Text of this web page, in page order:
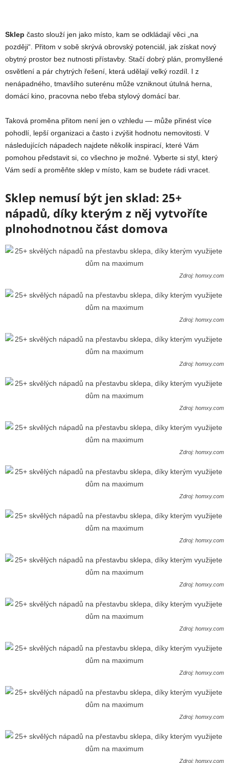
Sklep často slouží jen jako místo, kam se odkládají věci „na
později“. Přitom v sobě skrývá obrovský potenciál, jak získat nový
obytný prostor bez nutnosti přístavby. Stačí dobrý plán, promyšlené
osvětlení a pár chytrých řešení, která udělají velký rozdíl. I z
nenápadného, tmavšího suterénu může vzniknout útulná herna,
domácí kino, pracovna nebo třeba stylový domácí bar.
Taková proměna přitom není jen o vzhledu — může přinést více
pohodlí, lepší organizaci a často i zvýšit hodnotu nemovitosti. V
následujících nápadech najdete několik inspirací, které Vám
pomohou představit si, co všechno je možné. Vyberte si styl, který
Vám sedí a proměňte sklep v místo, kam se budete rádi vracet.
Sklep nemusí být jen sklad: 25+
nápadů, díky kterým z něj vytvoříte
plnohodnotnou část domova
Zdroj: homxy.com
Zdroj: homxy.com
Zdroj: homxy.com
Zdroj: homxy.com
Zdroj: homxy.com
Zdroj: homxy.com
Zdroj: homxy.com
Zdroj: homxy.com
Zdroj: homxy.com
Zdroj: homxy.com
Zdroj: homxy.com
Zdroj: homxy.com